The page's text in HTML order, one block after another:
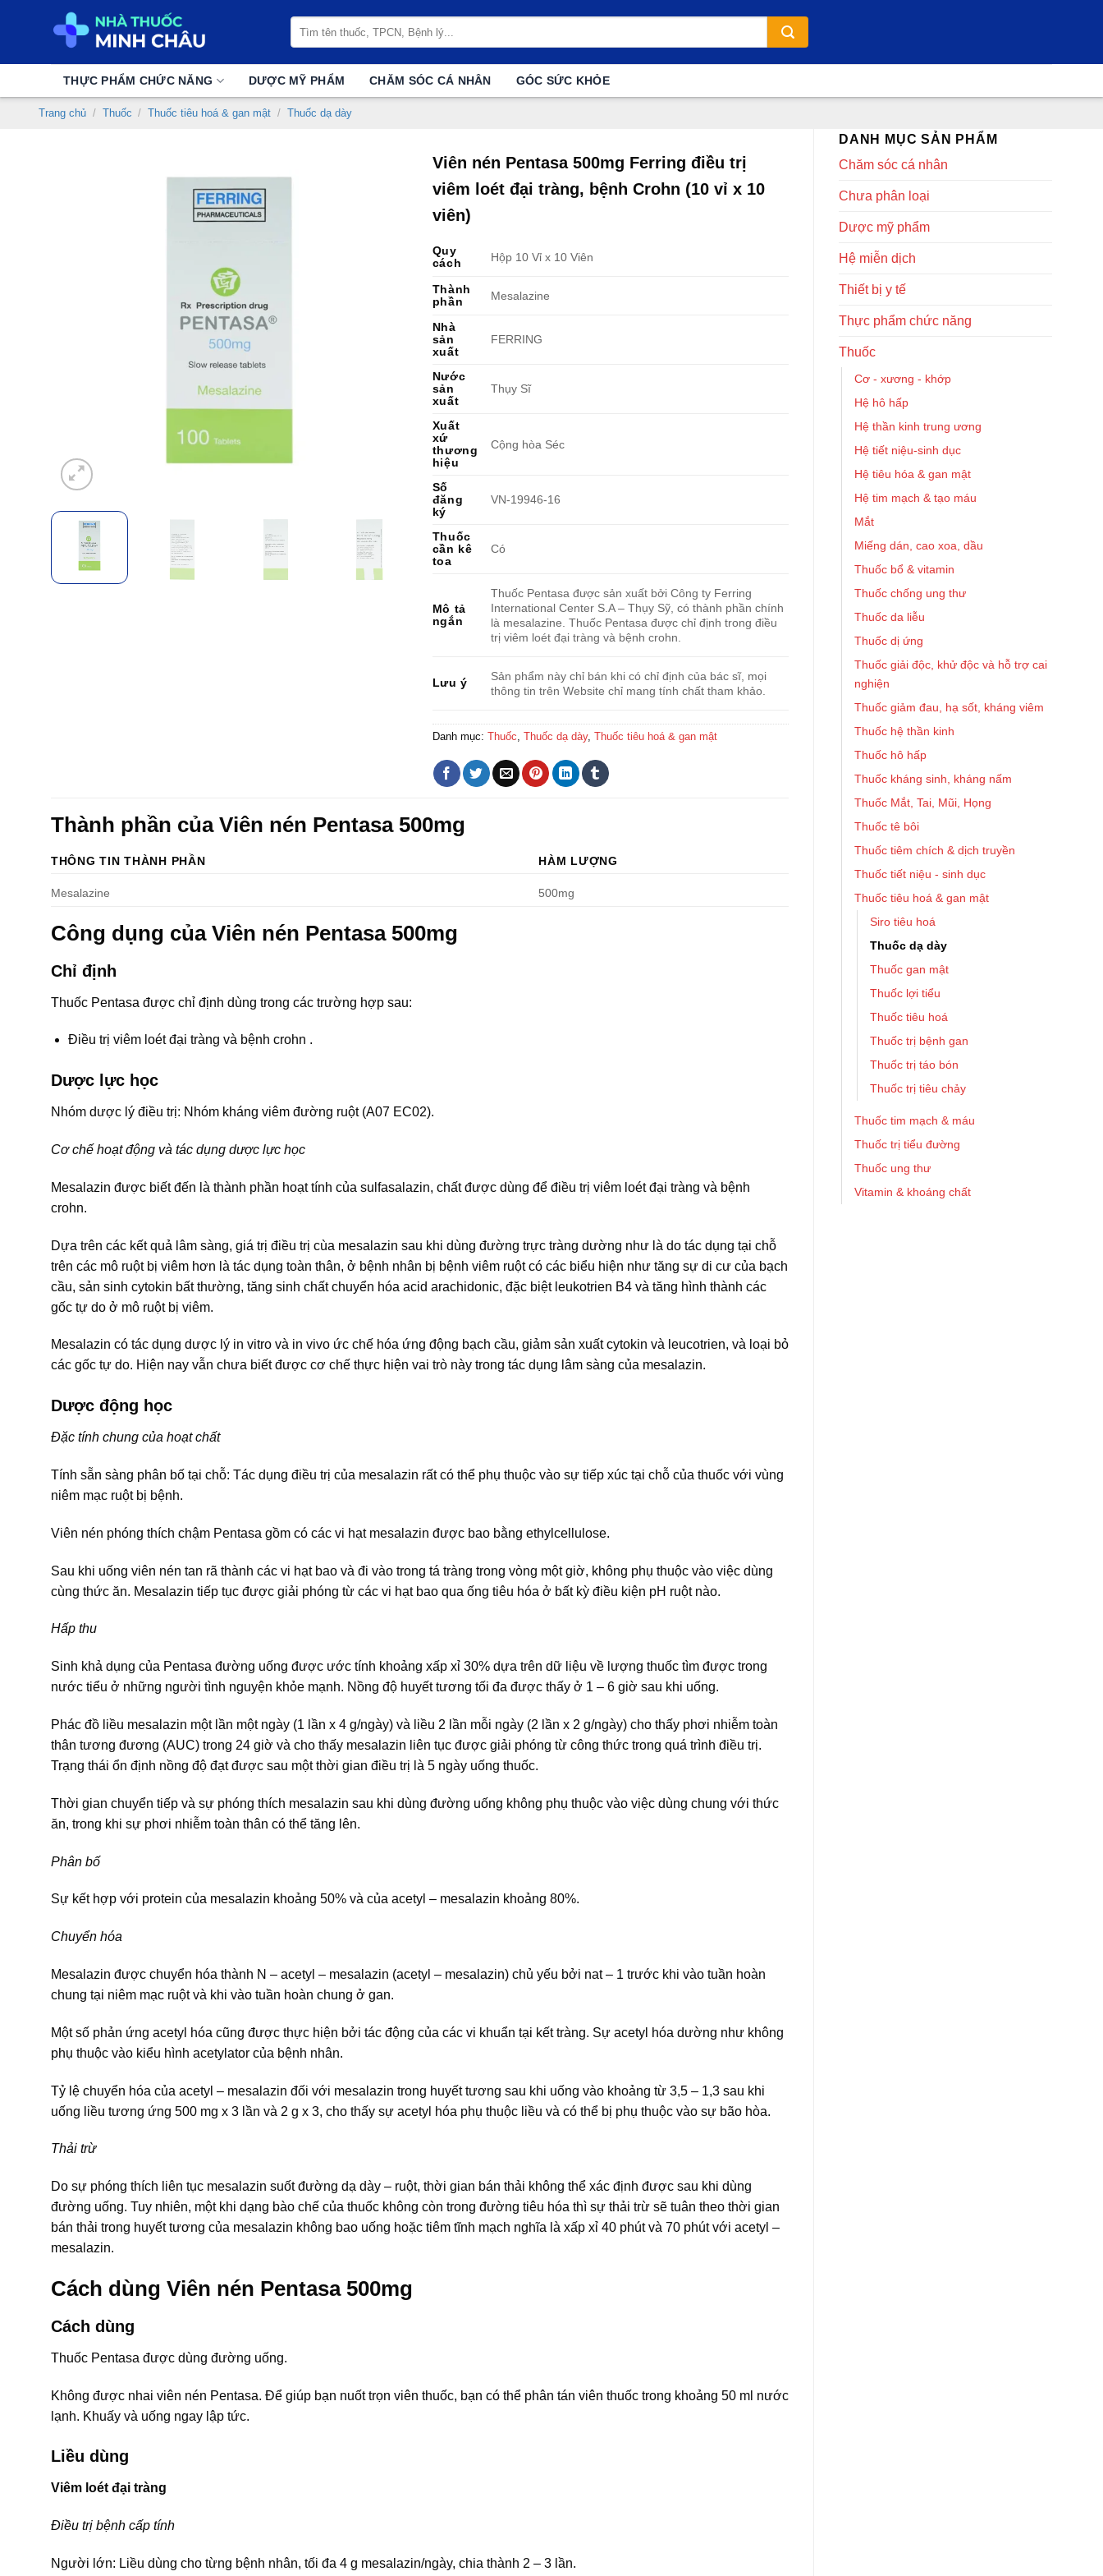
kiếm:
THỰC PHẨM CHỨC NĂNG DƯỢC MỸ PHẨM CHĂM SÓC CÁ NHÂN GÓC SỨC KHỎE
Trang chủ / Thuốc / Thuốc tiêu hoá & gan mật / Thuốc dạ dày
DANH MỤC SẢN PHẨM
Chăm sóc cá nhân
Chưa phân loại
Dược mỹ phẩm
Hệ miễn dịch
Thiết bị y tế
Thực phẩm chức năng
Thuốc
Cơ - xương - khớp
Hệ hô hấp
Hệ thần kinh trung ương
Hệ tiết niệu-sinh dục
Hệ tiêu hóa & gan mật
Hệ tim mạch & tạo máu
Mắt
Miếng dán, cao xoa, dầu
Thuốc bổ & vitamin
Thuốc chống ung thư
Thuốc da liễu
Thuốc dị ứng
Thuốc giải độc, khử độc và hỗ trợ cai
nghiện
Thuốc giảm đau, hạ sốt, kháng viêm
Thuốc hệ thần kinh
Thuốc hô hấp
Thuốc kháng sinh, kháng nấm
Thuốc Mắt, Tai, Mũi, Họng
Thuốc tê bôi
Thuốc tiêm chích & dịch truyền
Thuốc tiết niệu - sinh dục
Thuốc tiêu hoá & gan mật
Siro tiêu hoá
Thuốc dạ dày
Thuốc gan mật
Thuốc lợi tiểu
Thuốc tiêu hoá
Thuốc trị bệnh gan
Thuốc trị táo bón
Thuốc trị tiêu chảy
Thuốc tim mạch & máu
Thuốc trị tiểu đường
Thuốc ung thư
Vitamin & khoáng chất
Viên nén Pentasa 500mg Ferring điều trị
viêm loét đại tràng, bệnh Crohn (10 vỉ x 10
viên)
Quy
cách
Hộp 10 Vỉ x 10 Viên
Thành
phần
Mesalazine
Nhà
sản
xuất
FERRING
Nước
sản
xuất
Thụy Sĩ
Xuất
xứ
thương
hiệu
Cộng hòa Séc
Số
đăng
ký
VN-19946-16
Thuốc
cần kê
toa
Có
Mô tả
ngắn
Thuốc Pentasa được sản xuất bởi Công ty Ferring
International Center S.A – Thụy Sỹ, có thành phần chính
là mesalazine. Thuốc Pentasa được chỉ định trong điều
trị viêm loét đại tràng và bệnh crohn.
Lưu ý
Sản phẩm này chỉ bán khi có chỉ định của bác sĩ, mọi
thông tin trên Website chỉ mang tính chất tham khảo.
Danh mục: Thuốc, Thuốc dạ dày, Thuốc tiêu hoá & gan mật
Thành phần của Viên nén Pentasa 500mg
THÔNG TIN THÀNH PHẦN HÀM LƯỢNG
Mesalazine 500mg
Công dụng của Viên nén Pentasa 500mg
Chỉ định
Thuốc Pentasa được chỉ định dùng trong các trường hợp sau:
Điều trị viêm loét đại tràng và bệnh crohn .
Dược lực học
Nhóm dược lý điều trị: Nhóm kháng viêm đường ruột (A07 EC02).
Cơ chế hoạt động và tác dụng dược lực học
Mesalazin được biết đến là thành phần hoạt tính của sulfasalazin, chất được dùng để điều trị viêm loét đại tràng và bệnh
crohn.
Dựa trên các kết quả lâm sàng, giá trị điều trị cùa mesalazin sau khi dùng đường trực tràng dường như là do tác dụng tại chỗ
trên các mô ruột bị viêm hơn là tác dụng toàn thân, ở bệnh nhân bị bệnh viêm ruột có các biểu hiện như tăng sự di cư của bạch
cầu, sản sinh cytokin bất thường, tăng sinh chất chuyển hóa acid arachidonic, đặc biệt leukotrien B4 và tăng hình thành các
gốc tự do ở mô ruột bị viêm.
Mesalazin có tác dụng dược lý in vitro và in vivo ức chế hóa ứng động bạch cầu, giảm sản xuất cytokin và leucotrien, và loại bỏ
các gốc tự do. Hiện nay vẫn chưa biết được cơ chế thực hiện vai trò này trong tác dụng lâm sàng của mesalazin.
Dược động học
Đặc tính chung của hoạt chất
Tính sẵn sàng phân bố tại chỗ: Tác dụng điều trị của mesalazin rất có thể phụ thuộc vào sự tiếp xúc tại chỗ của thuốc với vùng
niêm mạc ruột bị bệnh.
Viên nén phóng thích chậm Pentasa gồm có các vi hạt mesalazin được bao bằng ethylcellulose.
Sau khi uống viên nén tan rã thành các vi hạt bao và đi vào trong tá tràng trong vòng một giờ, không phụ thuộc vào việc dùng
cùng thức ăn. Mesalazin tiếp tục được giải phóng từ các vi hạt bao qua ống tiêu hóa ở bất kỳ điều kiện pH ruột nào.
Hấp thu
Sinh khả dụng của Pentasa đường uống được ước tính khoảng xấp xỉ 30% dựa trên dữ liệu về lượng thuốc tìm được trong
nước tiểu ở những người tình nguyện khỏe mạnh. Nồng độ huyết tương tối đa được thấy ở 1 – 6 giờ sau khi uống.
Phác đồ liều mesalazin một lần một ngày (1 lần x 4 g/ngày) và liều 2 lần mỗi ngày (2 lần x 2 g/ngày) cho thấy phơi nhiễm toàn
thân tương đương (AUC) trong 24 giờ và cho thấy mesalazin liên tục được giải phóng từ công thức trong quá trình điều trị.
Trạng thái ổn định nồng độ đạt được sau một thời gian điều trị là 5 ngày uống thuốc.
Thời gian chuyển tiếp và sự phóng thích mesalazin sau khi dùng đường uống không phụ thuộc vào việc dùng chung với thức
ăn, trong khi sự phơi nhiễm toàn thân có thể tăng lên.
Phân bố
Sự kết hợp với protein của mesalazin khoảng 50% và của acetyl – mesalazin khoảng 80%.
Chuyển hóa
Mesalazin được chuyển hóa thành N – acetyl – mesalazin (acetyl – mesalazin) chủ yếu bởi nat – 1 trước khi vào tuần hoàn
chung tại niêm mạc ruột và khi vào tuần hoàn chung ở gan.
Một số phản ứng acetyl hóa cũng được thực hiện bởi tác động của các vi khuẩn tại kết tràng. Sự acetyl hóa dường như không
phụ thuộc vào kiểu hình acetylator của bệnh nhân.
Tỷ lệ chuyển hóa của acetyl – mesalazin đối với mesalazin trong huyết tương sau khi uống vào khoảng từ 3,5 – 1,3 sau khi
uống liều tương ứng 500 mg x 3 lần và 2 g x 3, cho thấy sự acetyl hóa phụ thuộc liều và có thể bị phụ thuộc vào sự bão hòa.
Thải trừ
Do sự phóng thích liên tục mesalazin suốt đường dạ dày – ruột, thời gian bán thải không thể xác định được sau khi dùng
đường uống. Tuy nhiên, một khi dạng bào chế của thuốc không còn trong đường tiêu hóa thì sự thải trừ sẽ tuân theo thời gian
bán thải trong huyết tương của mesalazin không bao uống hoặc tiêm tĩnh mạch nghĩa là xấp xỉ 40 phút và 70 phút với acetyl –
mesalazin.
Cách dùng Viên nén Pentasa 500mg
Cách dùng
Thuốc Pentasa được dùng đường uống.
Không được nhai viên nén Pentasa. Để giúp bạn nuốt trọn viên thuốc, bạn có thể phân tán viên thuốc trong khoảng 50 ml nước
lạnh. Khuấy và uống ngay lập tức.
Liều dùng
Viêm loét đại tràng
Điều trị bệnh cấp tính
Người lớn: Liều dùng cho từng bệnh nhân, tối đa 4 g mesalazin/ngày, chia thành 2 – 3 lần.